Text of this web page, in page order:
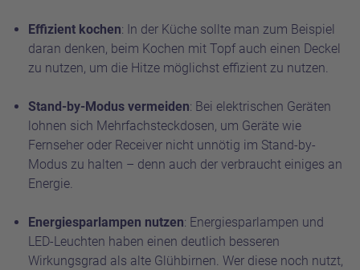
Effizient kochen: In der Küche sollte man zum Beispiel
daran denken, beim Kochen mit Topf auch einen Deckel
zu nutzen, um die Hitze möglichst effizient zu nutzen.
Stand-by-Modus vermeiden: Bei elektrischen Geräten
lohnen sich Mehrfachsteckdosen, um Geräte wie
Fernseher oder Receiver nicht unnötig im Stand-by-
Modus zu halten – denn auch der verbraucht einiges an
Energie.
Energiesparlampen nutzen: Energiesparlampen und
LED-Leuchten haben einen deutlich besseren
Wirkungsgrad als alte Glühbirnen. Wer diese noch nutzt,